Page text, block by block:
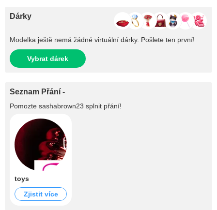
Dárky
Modelka ještě nemá žádné virtuální dárky. Pošlete ten první!
Vybrat dárek
Seznam Přání -
Pomozte sashabrown23 splnit přání!
toys
Zjistit více